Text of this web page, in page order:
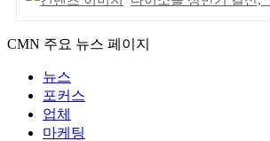
CMN 주요 뉴스 페이지
뉴스
포커스
업체
마케팅